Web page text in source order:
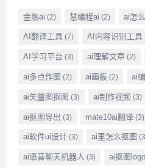
金融ai (2) 慧编程ai (2) ai怎
AI翻译工具(7) AI内容识别工具
AI学习平台 (3) ai理解文章(2)
ai多点作图 (2) ai画板 (2) ai
ai矢量图抠图 (3) ai制作视频(3)
ai抠图导出 (3) mate10ai翻译(3)
ai软件ui设计(3) ai里怎么抠图
ai语音聊天机器人 (3) ai抠图logo